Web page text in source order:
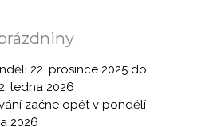
22. prosince 2025 do
ledna 2026
začne opět v pondělí
2026